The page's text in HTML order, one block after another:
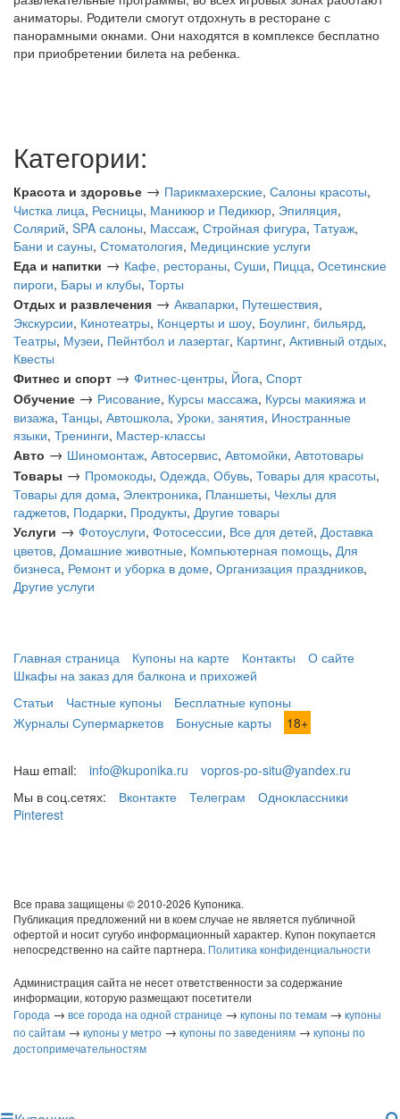
аниматоры. Родители смогут отдохнуть в ресторане с
панорамными окнами. Они находятся в комплексе бесплатно
при приобретении билета на ребенка.
Категории:
Красота и здоровье → Парикмахерские, Салоны красоты,
Чистка лица, Ресницы, Маникюр и Педикюр, Эпиляция,
Солярий, SPA салоны, Массаж, Стройная фигура, Татуаж,
Бани и сауны, Стоматология, Медицинские услуги
Еда и напитки → Кафе, рестораны, Суши, Пицца, Осетинские
пироги, Бары и клубы, Торты
Отдых и развлечения → Аквапарки, Путешествия,
Экскурсии, Кинотеатры, Концерты и шоу, Боулинг, бильярд,
Театры, Музеи, Пейнтбол и лазертаг, Картинг, Активный отдых,
Квесты
Фитнес и спорт → Фитнес-центры, Йога, Спорт
Обучение → Рисование, Курсы массажа, Курсы макияжа и
визажа, Танцы, Автошкола, Уроки, занятия, Иностранные
языки, Тренинги, Мастер-классы
Авто → Шиномонтаж, Автосервис, Автомойки, Автотовары
Товары → Промокоды, Одежда, Обувь, Товары для красоты,
Товары для дома, Электроника, Планшеты, Чехлы для
гаджетов, Подарки, Продукты, Другие товары
Услуги → Фотоуслуги, Фотосессии, Все для детей, Доставка
цветов, Домашние животные, Компьютерная помощь, Для
бизнеса, Ремонт и уборка в доме, Организация праздников,
Другие услуги
Главная страница Купоны на карте Контакты
О сайте
Шкафы на заказ для балкона и прихожей
Статьи
Частные купоны
Бесплатные купоны
Журналы Супермаркетов
Бонусные карты 18+
Наш email: info@kuponika.ru
vopros-po-situ@yandex.ru
Мы в соц.сетях:
Вконтакте Телеграм
Одноклассники
Pinterest
Все права защищены © 2010-2026 Купоника.
Публикация предложений ни в коем случае не является публичной
офертой и носит сугубо информационный характер. Купон покупается
непосредственно на сайте партнера. Политика конфиденциальности
Администрация сайта не несет ответственности за содержание
информации, которую размещают посетители
Города → все города на одной странице → купоны по темам → купоны
по сайтам → купоны у метро → купоны по заведениям → купоны по
достопримечательностям